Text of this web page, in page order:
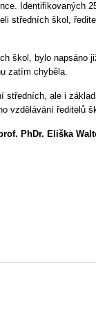
Identifikovaných
středních škol,
škol, bylo
zatím chyběla.
středních, ale i
vzdělávání ředitelů
PhDr. Eliška